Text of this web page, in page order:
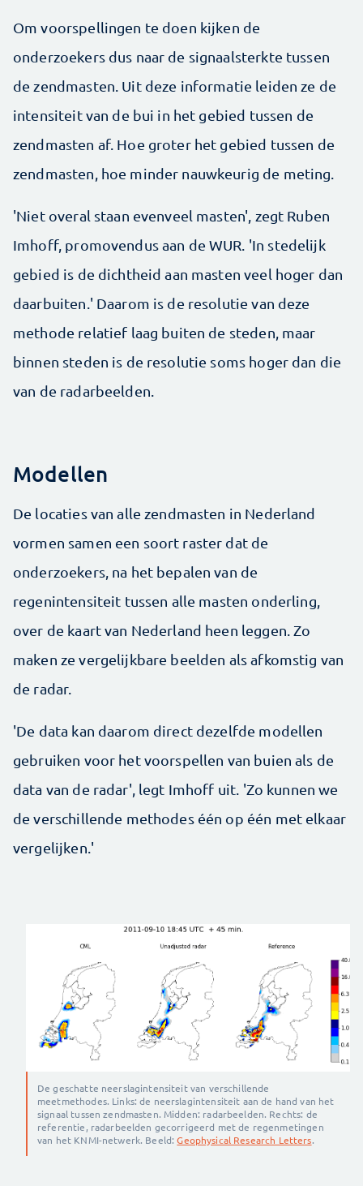
Om voorspellingen te doen kijken de
onderzoekers dus naar de signaalsterkte tussen
de zendmasten. Uit deze informatie leiden ze de
intensiteit van de bui in het gebied tussen de
zendmasten af. Hoe groter het gebied tussen de
zendmasten, hoe minder nauwkeurig de meting.
'Niet overal staan evenveel masten', zegt Ruben
Imhoff, promovendus aan de WUR. 'In stedelijk
gebied is de dichtheid aan masten veel hoger dan
daarbuiten.' Daarom is de resolutie van deze
methode relatief laag buiten de steden, maar
binnen steden is de resolutie soms hoger dan die
van de radarbeelden.
Modellen
De locaties van alle zendmasten in Nederland
vormen samen een soort raster dat de
onderzoekers, na het bepalen van de
regenintensiteit tussen alle masten onderling,
over de kaart van Nederland heen leggen. Zo
maken ze vergelijkbare beelden als afkomstig van
de radar.
'De data kan daarom direct dezelfde modellen
gebruiken voor het voorspellen van buien als de
data van de radar', legt Imhoff uit. 'Zo kunnen we
de verschillende methodes één op één met elkaar
vergelijken.'
De geschatte neerslagintensiteit van verschillende
meetmethodes. Links: de neerslagintensiteit aan de hand van het
signaal tussen zendmasten. Midden: radarbeelden. Rechts: de
referentie, radarbeelden gecorrigeerd met de regenmetingen
van het KNMI-netwerk. Beeld:Geophysical Research Letters.